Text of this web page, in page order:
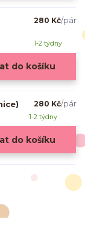
280 Kč/pár
1-2 týdny
do košíku
280 Kč/pár
1-2 týdny
do košíku